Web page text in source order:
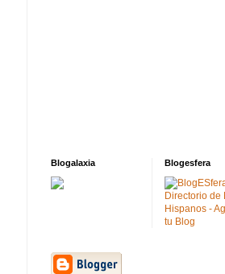
Blogalaxia Blogesfera